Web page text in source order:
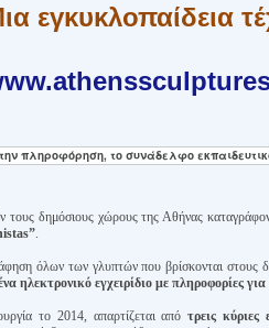
εγκυκλοπαίδεια
πληροφόρηση, το συνάδελφο
δημόσιους χώρους της Αθήνας
.
όλων των γλυπτών που βρίσκονται στους
ηλεκτρονικό εγχειρίδιο με πληροφορίες
το 2014, απαρτίζεται απότρεις κύριες